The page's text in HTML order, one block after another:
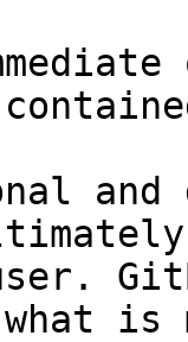
and
what